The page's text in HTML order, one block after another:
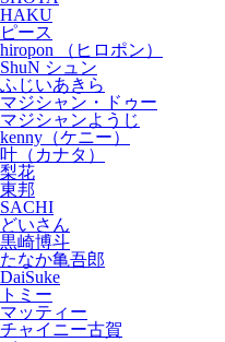
HAKU
ピース
hiropon （ヒロポン）
ShuN シュン
ふじいあきら
マジシャン・ドゥー
マジシャンようじ
kenny（ケニー）
叶（カナタ）
梨花
東邦
SACHI
どいさん
黒崎博斗
たなか亀吾郎
DaiSuke
トミー
マッティー
チャイニー古賀